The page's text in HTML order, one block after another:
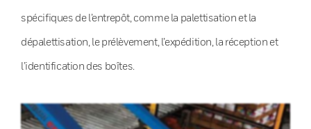
spécifiques de l’entrepôt, comme la palettisation et la
dépalettisation, le prélèvement, l’expédition, la réception et
l’identification des boîtes.